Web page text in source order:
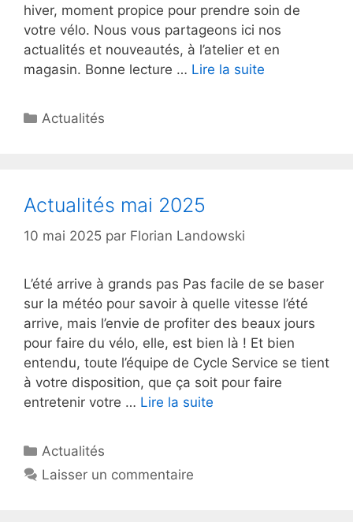
hiver, moment propice pour prendre soin de
votre vélo. Nous vous partageons ici nos
actualités et nouveautés, à l’atelier et en
magasin. Bonne lecture … Lire la suite
Catégories
Actualités
Actualités mai 2025
10 mai 2025 par Florian Landowski
L’été arrive à grands pas Pas facile de se baser
sur la météo pour savoir à quelle vitesse l’été
arrive, mais l’envie de profiter des beaux jours
pour faire du vélo, elle, est bien là ! Et bien
entendu, toute l’équipe de Cycle Service se tient
à votre disposition, que ça soit pour faire
entretenir votre … Lire la suite
Catégories
Actualités
Laisser un commentaire